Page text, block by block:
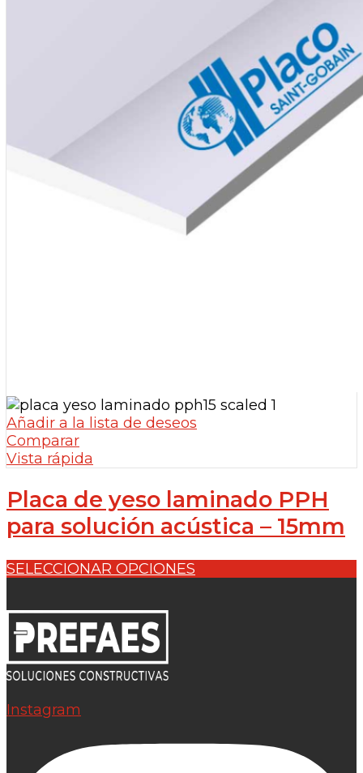
Añadir a la lista de deseos
Comparar
Vista rápida
Placa de yeso laminado PPH
para solución acústica – 15mm
SELECCIONAR OPCIONES
Instagram